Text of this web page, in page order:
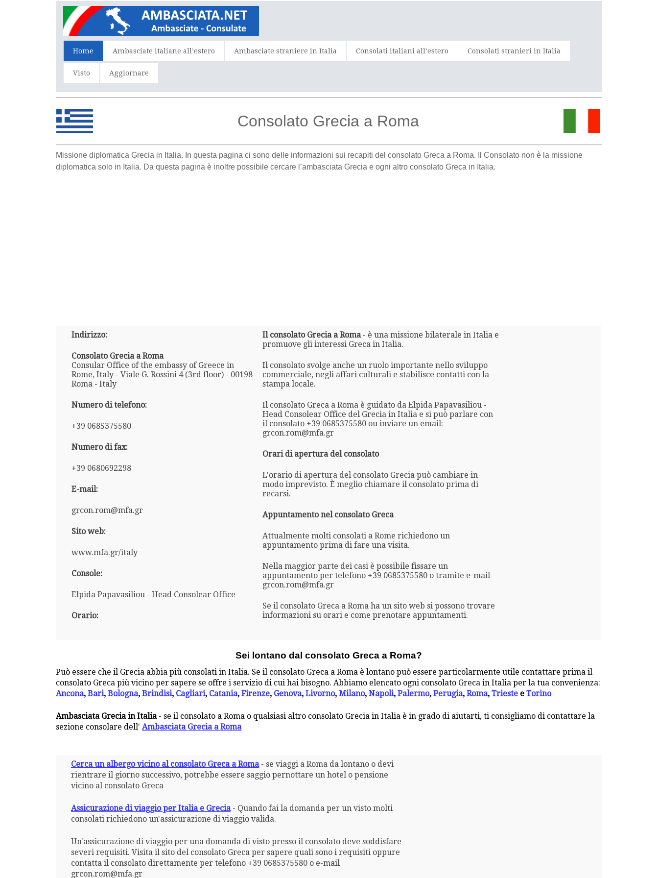
Home Ambasciate italiane all’estero Ambasciate straniere in Italia Consolati italiani all’estero Consolati stranieri in Italia
Visto Aggiornare
Consolato Grecia a Roma
Missione diplomatica Grecia in Italia. In questa pagina ci sono delle informazioni sui recapiti del consolato Greca a Roma. Il Consolato non è la missione
diplomatica solo in Italia. Da questa pagina è inoltre possibile cercare l’ambasciata Grecia e ogni altro consolato Greca in Italia.
Indirizzo:
Consolato Grecia a Roma
Consular Office of the embassy of Greece in
Rome, Italy - Viale G. Rossini 4 (3rd floor) - 00198
Roma - Italy
Numero di telefono:
+39 0685375580
Numero di fax:
+39 0680692298
E-mail:
grcon.rom@mfa.gr
Sito web:
www.mfa.gr/italy
Console:
Elpida Papavasiliou - Head Consolear Office
Orario:
Il consolato Grecia a Roma- è una missione bilaterale in Italia e
promuove gli interessi Greca in Italia.
Il consolato svolge anche un ruolo importante nello sviluppo
commerciale, negli affari culturali e stabilisce contatti con la
stampa locale.
Il consolato Greca a Roma è guidato da Elpida Papavasiliou -
Head Consolear Office del Grecia in Italia e si può parlare con
il consolato +39 0685375580 ou inviare un email:
grcon.rom@mfa.gr
Orari di apertura del consolato
L'orario di apertura del consolato Grecia può cambiare in
modo imprevisto. È meglio chiamare il consolato prima di
recarsi.
Appuntamento nel consolato Greca
Attualmente molti consolati a Rome richiedono un
appuntamento prima di fare una visita.
Nella maggior parte dei casi è possibile fissare un
appuntamento per telefono +39 0685375580 o tramite e-mail
grcon.rom@mfa.gr
Se il consolato Greca a Roma ha un sito web si possono trovare
informazioni su orari e come prenotare appuntamenti.
Sei lontano dal consolato Greca a Roma?
Può essere che il Grecia abbia più consolati in Italia. Se il consolato Greca a Roma è lontano può essere particolarmente utile contattare prima il
consolato Greca più vicino per sapere se offre i servizio di cui hai bisogno. Abbiamo elencato ogni consolato Greca in Italia per la tua convenienza:
Ancona,Bari,Bologna,Brindisi, Cagliari, Catania,Firenze, Genova,Livorno,Milano,Napoli,Palermo,Perugia,Roma,Trieste eTorino
Ambasciata Grecia in Italia- se il consolato a Roma o qualsiasi altro consolato Grecia in Italia è in grado di aiutarti, ti consigliamo di contattare la
sezione consolare dell'Ambasciata Grecia a Roma
Cerca un albergo vicino al consolato Greca a Roma- se viaggi a Roma da lontano o devi
rientrare il giorno successivo, potrebbe essere saggio pernottare un hotel o pensione
vicino al consolato Greca
Assicurazione di viaggio per Italia e Grecia- Quando fai la domanda per un visto molti
consolati richiedono un'assicurazione di viaggio valida.
Un'assicurazione di viaggio per una domanda di visto presso il consolato deve soddisfare
severi requisiti. Visita il sito del consolato Greca per sapere quali sono i requisiti oppure
contatta il consolato direttamente per telefono +39 0685375580 o e-mail
grcon.rom@mfa.gr